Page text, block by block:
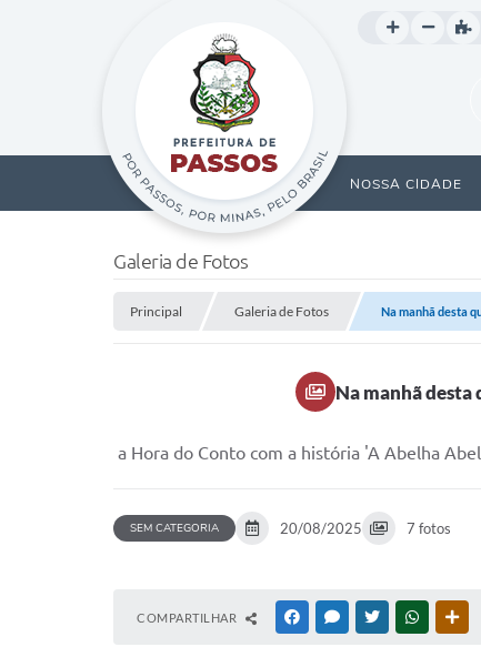
NOSSA CIDADE
Galeria de Fotos
Principal Galeria de Fotos Na manhã desta
Na manhã
a Hora do Conto com a história 'A Abelha
SEM CATEGORIA 20/08/2025 7 fotos
COMPARTILHAR FACEBOOKMESSENGER
TWITTERWHATSAPP